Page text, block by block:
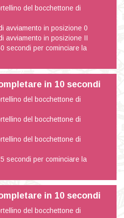
del bocchettone di
avviamento in posizione 0
avviamento in posizione II
secondi per cominciare la
in 10 secondi
del bocchettone di
del bocchettone di
del bocchettone di
secondi per cominciare la
in 10 secondi
del bocchettone di